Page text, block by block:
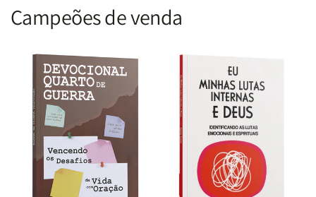
Diferenciais:Fonte Gigante, Fitilho e Borda de Luxo.
Campeões de venda